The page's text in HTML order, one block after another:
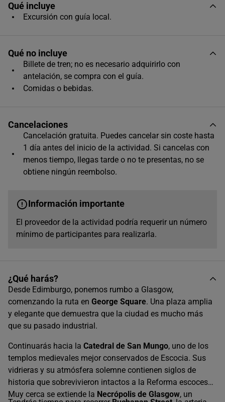
Qué incluye
Excursión con guía local.
Qué no incluye
Billete de tren; no es necesario adquirirlo con
antelación, se compra con el guía.
Comidas o bebidas.
Cancelaciones
Cancelación gratuita. Puedes cancelar sin coste hasta
1 día antes del inicio de la actividad. Si cancelas con
menos tiempo, llegas tarde o no te presentas, no se
obtiene ningún reembolso.
Información importante
El proveedor de la actividad podría requerir un número
mínimo de participantes para realizarla.
¿Qué harás?
Desde Edimburgo, ponemos rumbo a Glasgow,
comenzando la ruta en George Square. Una plaza amplia
y elegante que demuestra que la ciudad es mucho más
que su pasado industrial.
Continuarás hacia la Catedral de San Mungo, uno de los
templos medievales mejor conservados de Escocia. Sus
vidrieras y su atmósfera solemne contienen siglos de
historia que sobrevivieron intactos a la Reforma escocesa.
Muy cerca se extiende la Necrópolis de Glasgow, un